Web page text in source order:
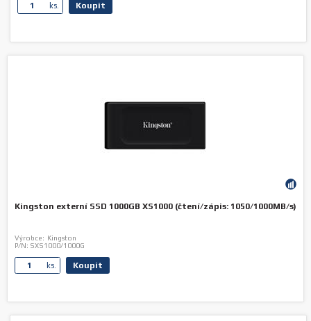
ks. Koupit
Kingston externí SSD 1000GB XS1000 (čtení/zápis: 1050/1000MB/s)
Výrobce: Kingston
P/N: SXS1000/1000G
ks. Koupit